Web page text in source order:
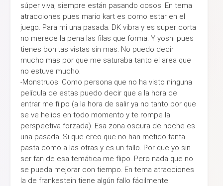
súper viva, siempre están pasando cosos. En tema
atracciones pues mario kart es como estar en el
juego. Para mi una pasada. DK vibra y es super corta
no merece la pena las filas que forma. Y yoshi pues
tienes bonitas vistas sin mas. No puedo decir
mucho mas por que me saturaba tanto el area que
no estuve mucho.
-Monstruos: Como persona que no ha visto ninguna
película de estas puedo decir que a la hora de
entrar me filpo (a la hora de salir ya no tanto por que
se ve helios en todo momento y te rompe la
perspectiva forzada). Esa zona oscura de noche es
una pasada. Si que creo que no han metido tanta
pasta como a las otras y es un fallo. Por que yo sin
ser fan de esa temática me flipo. Pero nada que no
se pueda mejorar con tiempo. En tema atracciones
la de frankestein tiene algún fallo fácilmente